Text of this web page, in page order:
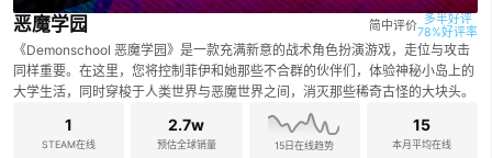
恶魔学园 简中评价
多半好评
78%好评率
《Demonschool 恶魔学园》是一款充满新意的战术角色扮演游戏，走位与攻击
同样重要。在这里，您将控制菲伊和她那些不合群的伙伴们，体验神秘小岛上的
大学生活，同时穿梭于人类世界与恶魔世界之间，消灭那些稀奇古怪的大块头。
1
STEAM在线
2.7w
预估全球销量 15日在线趋势
15
本月平均在线